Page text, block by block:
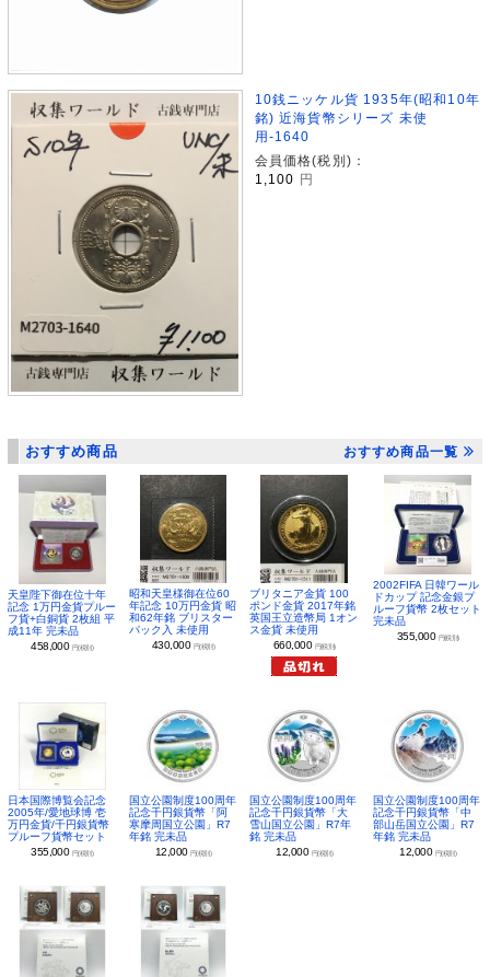
10銭ニッケル貨 1935年(昭和10年
銘) 近海貨幣シリーズ 未使
用-1640
会員価格(税別)：
1,100 円
おすすめ商品 おすすめ商品一覧
天皇陛下御在位十年
記念 1万円金貨プルー
フ貨+白銅貨 2枚組 平
成11年 完未品
458,000 円(税別)
昭和天皇様御在位60
年記念 10万円金貨 昭
和62年銘 ブリスター
パック入 未使用
430,000 円(税別)
ブリタニア金貨 100
ポンド金貨 2017年銘
英国王立造幣局 1オン
ス金貨 未使用
660,000 円(税別)
2002FIFA 日韓ワール
ドカップ 記念金銀プ
ルーフ貨幣 2枚セット
完未品
355,000 円(税別)
日本国際博覧会記念
2005年/愛地球博 壱
万円金貨/千円銀貨幣
プルーフ貨幣セット
355,000 円(税別)
国立公園制度100周年
記念千円銀貨幣「阿
寒摩周国立公園」R7
年銘 完未品
12,000 円(税別)
国立公園制度100周年
記念千円銀貨幣「大
雪山国立公園」R7年
銘 完未品
12,000 円(税別)
国立公園制度100周年
記念千円銀貨幣「中
部山岳国立公園」R7
年銘 完未品
12,000 円(税別)